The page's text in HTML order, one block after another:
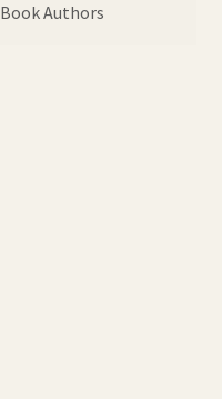
Book Authors